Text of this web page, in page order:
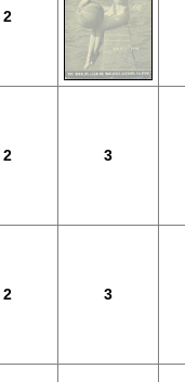
2
2 3
2 3